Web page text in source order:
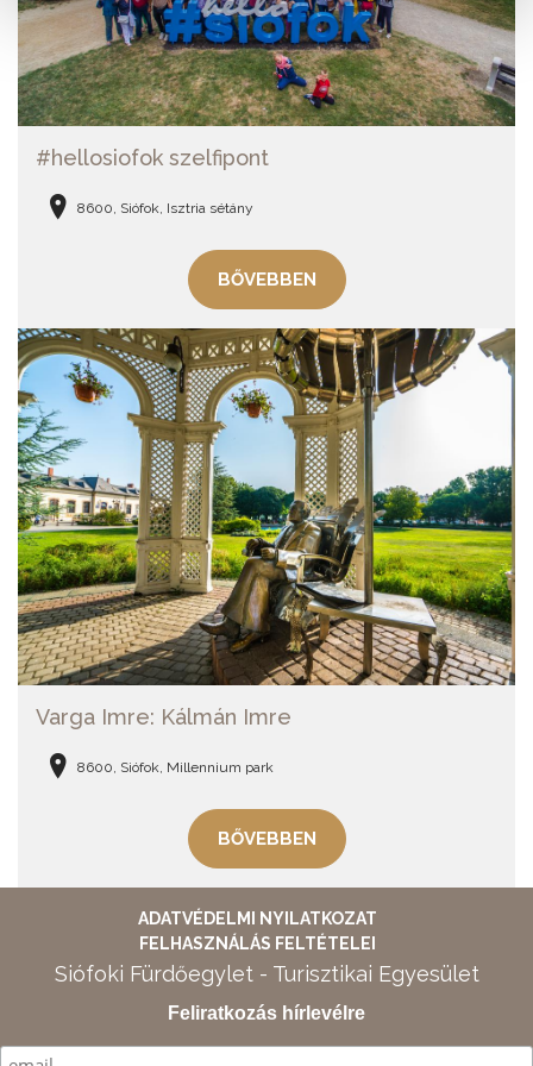
#hellosiofok szelfipont
8600, Siófok, Isztria sétány
BŐVEBBEN
Varga Imre: Kálmán Imre
8600, Siófok, Millennium park
BŐVEBBEN
ADATVÉDELMI NYILATKOZAT
FELHASZNÁLÁS FELTÉTELEI
Siófoki Fürdőegylet - Turisztikai Egyesület
Feliratkozás hírlevélre